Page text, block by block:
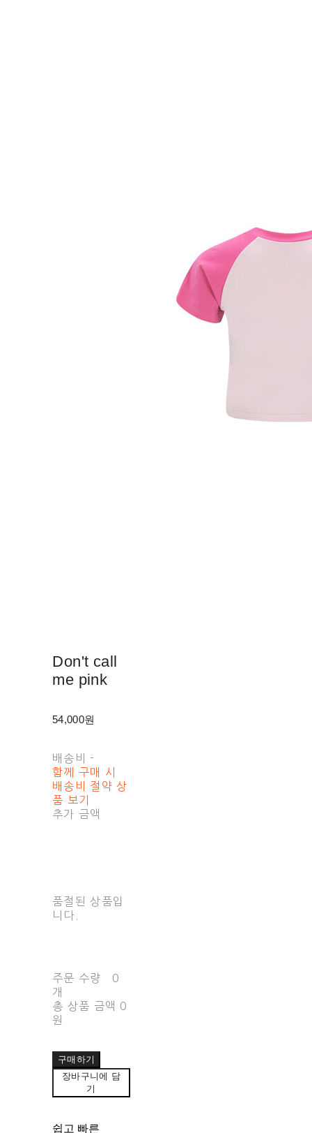
Don't call
me pink
54,000원
배송비 -
함께 구매 시
배송비 절약 상
품 보기
추가 금액
품절된 상품입
니다.
주문 수량
0
개
총 상품 금액 0
원
구매하기
장바구니에 담
기
쉽고 빠른